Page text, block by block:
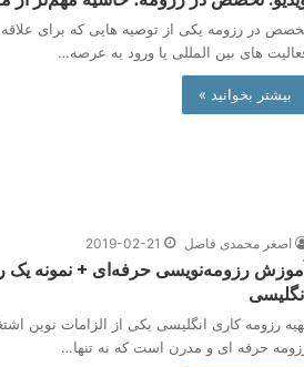
در رزومه یکی از توصیه هایی که برای علاقه
های بین المللی یا ورود به عرصه…
بیشتر بخوانید »
اصغر محمدی فاضل 2019-02-21
رزومه‌نویسی حرفه‌ای + نمونه یک
رزومه کاری انگلیسی یکی از الزامات نوین
حرفه ای و مدرن است که نه تنها…